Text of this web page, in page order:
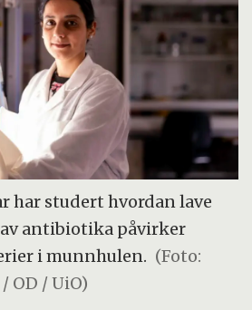
har studert hvordan lave
antibiotika påvirker
i munnhulen. (Foto:
OD / UiO)